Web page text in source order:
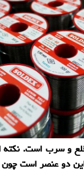
و سرب است. نكته
دو عنصر است